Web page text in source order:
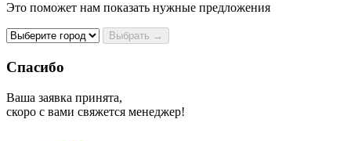
Это поможет нам показать нужные предложения
Выбрать →
Спасибо
Ваша заявка принята,
скоро с вами свяжется менеджер!